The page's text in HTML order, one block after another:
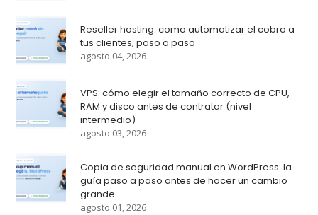
Reseller hosting: como automatizar el cobro a
tus clientes, paso a paso
agosto 04, 2026
VPS: cómo elegir el tamaño correcto de CPU,
RAM y disco antes de contratar (nivel
intermedio)
agosto 03, 2026
Copia de seguridad manual en WordPress: la
guía paso a paso antes de hacer un cambio
grande
agosto 01, 2026